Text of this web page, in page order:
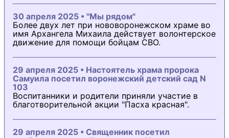
30 апреля 2025 • "Мы рядом"
Более двух лет при нововоронежском храме во
имя Архангела Михаила действует волонтерское
движение для помощи бойцам СВО.
29 апреля 2025 • Настоятель храма пророка
Самуила посетил воронежский детский сад N
103
Воспитанники и родители приняли участие в
благотворительной акции "Пасха красная".
29 апреля 2025 • Священник посетил